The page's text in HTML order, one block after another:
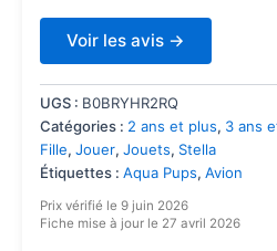
Voir les avis →
UGS : B0BRYHR2RQ
Catégories : 2 ans et plus, 3 ans
Fille, Jouer, Jouets, Stella
Étiquettes : Aqua Pups, Avion
Prix vérifié le 9 juin 2026
Fiche mise à jour le 27 avril 2026